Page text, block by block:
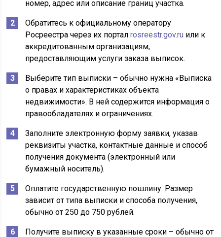
номер, адрес или описание границ участка.
Обратитесь к официальному оператору
Росреестра через их порталrosreestr.gov.ru или к
аккредитованным организациям,
предоставляющим услуги заказа выписок.
Выберите тип выписки – обычно нужна «Выписка
о правах и характеристиках объекта
недвижимости». В ней содержится информация о
правообладателях и ограничениях.
Заполните электронную форму заявки, указав
реквизиты участка, контактные данные и способ
получения документа (электронный или
бумажный носитель).
Оплатите государственную пошлину. Размер
зависит от типа выписки и способа получения,
обычно от 250 до 750 рублей.
Получите выписку в указанные сроки – обычно от